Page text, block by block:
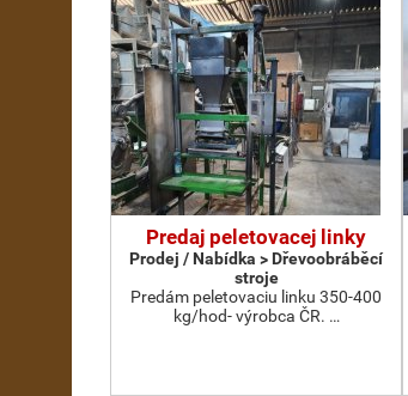
Predaj peletovacej linky
Prodej / Nabídka > Dřevoobráběcí
stroje
Predám peletovaciu linku 350-400
kg/hod- výrobca ČR. …